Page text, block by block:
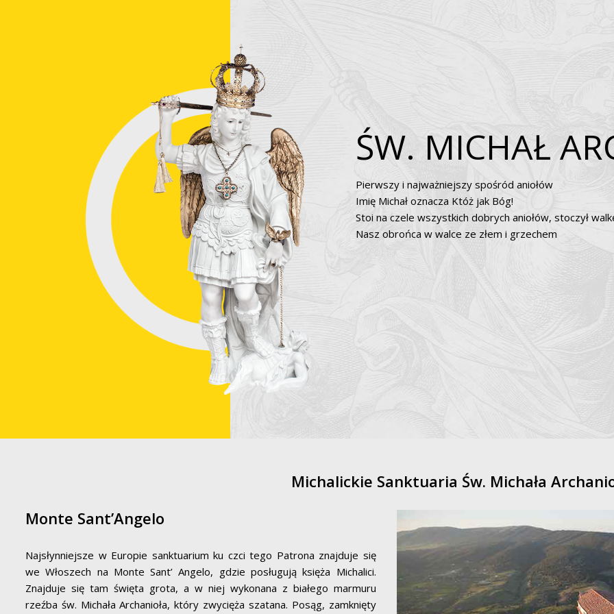
ŚW. MICHAŁ AR
Pierwszy i najważniejszy spośród aniołów
Imię Michał oznacza Któż jak Bóg!
Stoi na czele wszystkich dobrych aniołów, stoczył walk
Nasz obrońca w walce ze złem i grzechem
Michalickie Sanktuaria Św. Michała
Monte Sant’Angelo
Najsłynniejsze w Europie sanktuarium ku czci tego Patrona znajduje się
we Włoszech na Monte Sant’ Angelo, gdzie posługują księża Michalici.
Znajduje się tam święta grota, a w niej wykonana z białego marmuru
rzeźba św. Michała Archanioła, który zwycięża szatana. Posąg, zamknięty